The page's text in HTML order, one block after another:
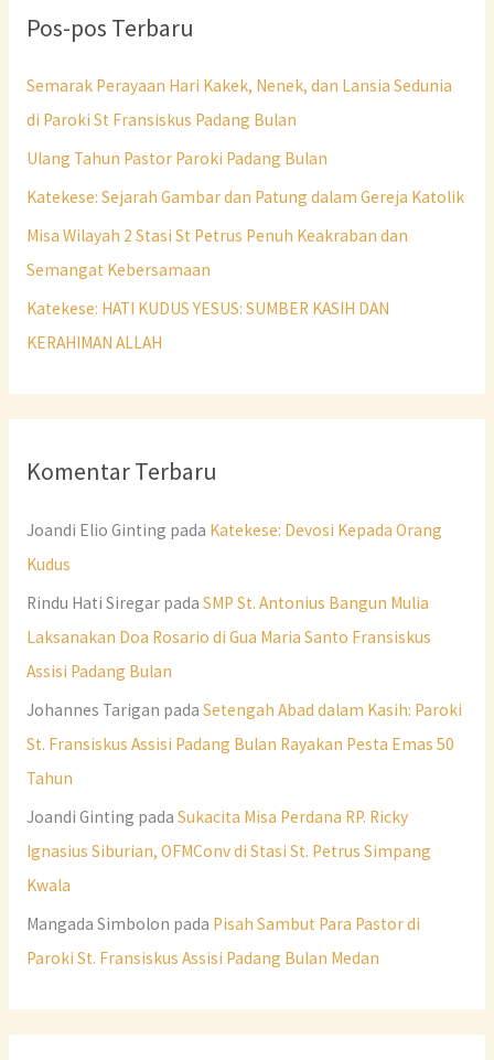
Pos-pos Terbaru
Semarak Perayaan Hari Kakek, Nenek, dan Lansia Sedunia
di Paroki St Fransiskus Padang Bulan
Ulang Tahun Pastor Paroki Padang Bulan
Katekese: Sejarah Gambar dan Patung dalam Gereja Katolik
Misa Wilayah 2 Stasi St Petrus Penuh Keakraban dan
Semangat Kebersamaan
Katekese: HATI KUDUS YESUS: SUMBER KASIH DAN
KERAHIMAN ALLAH
Komentar Terbaru
Joandi Elio Ginting pada Katekese: Devosi Kepada Orang
Kudus
Rindu Hati Siregarpada SMP St. Antonius Bangun Mulia
Laksanakan Doa Rosario di Gua Maria Santo Fransiskus
Assisi Padang Bulan
Johannes Tarigan pada Setengah Abad dalam Kasih: Paroki
St. Fransiskus Assisi Padang Bulan Rayakan Pesta Emas 50
Tahun
Joandi Ginting pada Sukacita Misa Perdana RP. Ricky
Ignasius Siburian, OFMConv di Stasi St. Petrus Simpang
Kwala
Mangada Simbolon pada Pisah Sambut Para Pastor di
Paroki St. Fransiskus Assisi Padang Bulan Medan